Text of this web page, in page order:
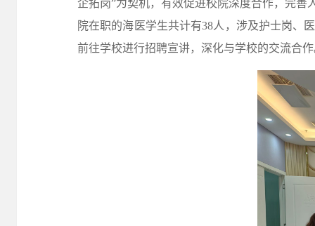
企拓岗”为契机，有效促进校院深度合作，完
院在职的海医学生共计有38人，涉及护士岗、
前往学校进行招聘宣讲，深化与学校的交流合